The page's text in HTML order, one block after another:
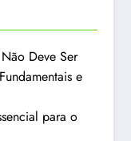
Deve Ser
e
para o